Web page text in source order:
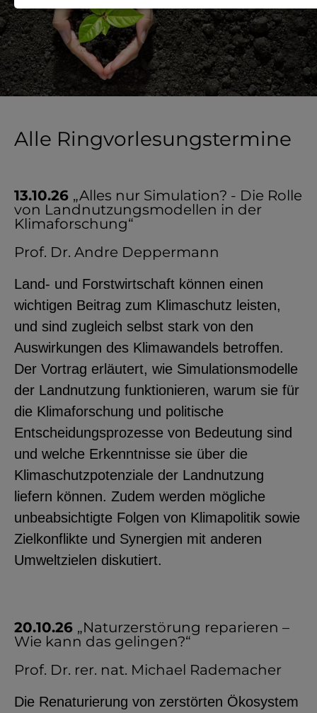
Alle Ringvorlesungstermine
13.10.26 „Alles nur Simulation? - Die Rolle
von Landnutzungsmodellen in der
Klimaforschung“
Prof. Dr. Andre Deppermann
Land- und Forstwirtschaft können einen
wichtigen Beitrag zum Klimaschutz leisten,
und sind zugleich selbst stark von den
Auswirkungen des Klimawandels betroffen.
Der Vortrag erläutert, wie Simulationsmodelle
der Landnutzung funktionieren, warum sie für
die Klimaforschung und politische
Entscheidungsprozesse von Bedeutung sind
und welche Erkenntnisse sie über die
Klimaschutzpotenziale der Landnutzung
liefern können. Zudem werden mögliche
unbeabsichtigte Folgen von Klimapolitik sowie
Zielkonflikte und Synergien mit anderen
Umweltzielen diskutiert.
20.10.26 „Naturzerstörung reparieren –
Wie kann das gelingen?“
Prof. Dr. rer. nat. Michael Rademacher
Die Renaturierung von zerstörten Ökosystem
Notwendige Cookies zur Session-
Verwaltung und für die generelle
Funktionalität der Seite (immer
notwendig).
Seitenspezifische Erfassung von
Benutzerdaten durch
Drittanbieter, bspw. über das
Einbinden externer Videos,
Standortdaten oder
Stellenanzeigen.
YouTube
ChatBot